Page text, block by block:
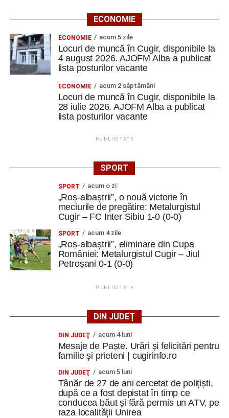
ECONOMIE
ECONOMIE acum 5 zile
Locuri de muncă în Cugir, disponibile la
4 august 2026. AJOFM Alba a publicat
lista posturilor vacante
ECONOMIE acum 2 săptămâni
Locuri de muncă în Cugir, disponibile la
28 iulie 2026. AJOFM Alba a publicat
lista posturilor vacante
PUBLICITATE
SPORT
SPORT acum o zi
„Roș-albaștrii”, o nouă victorie în
meciurile de pregătire: Metalurgistul
Cugir – FC Inter Sibiu 1-0 (0-0)
SPORT acum 4 zile
„Roș-albaștrii”, eliminare din Cupa
României: Metalurgistul Cugir – Jiul
Petroșani 0-1 (0-0)
PUBLICITATE
DIN JUDEȚ
DIN JUDEŢ acum 4 luni
Mesaje de Paște. Urări și felicitări pentru
familie și prieteni | cugirinfo.ro
DIN JUDEŢ acum 5 luni
Tânăr de 27 de ani cercetat de polițiști,
după ce a fost depistat în timp ce
conducea băut și fără permis un ATV, pe
raza localității Unirea